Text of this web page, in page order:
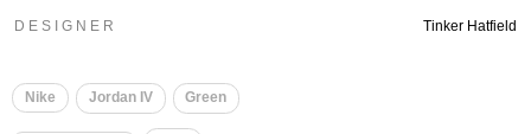
D E S I G N E R Tinker Hatfield
Nike Jordan IV Green